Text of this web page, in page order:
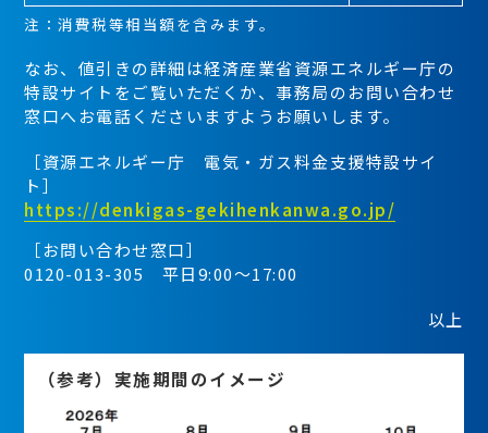
注：消費税等相当額を含みます。
なお、値引きの詳細は経済産業省資源エネルギー庁の
特設サイトをご覧いただくか、事務局のお問い合わせ
窓口へお電話くださいますようお願いします。
［資源エネルギー庁 電気・ガス料金支援特設サイ
ト］
https://denkigas-gekihenkanwa.go.jp/
［お問い合わせ窓口］
0120-013-305 平日9:00～17:00
以上
（参考）実施期間のイメージ